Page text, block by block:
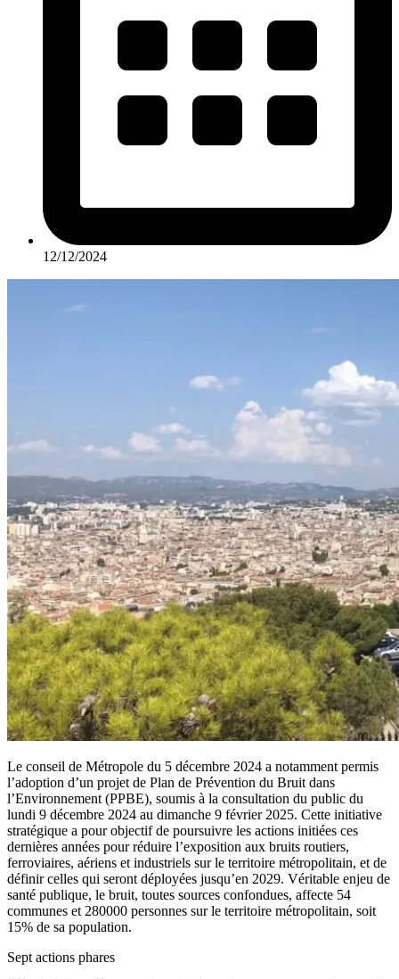
12/12/2024
Le conseil de Métropole du 5 décembre 2024 a notamment permis
l’adoption d’un projet de Plan de Prévention du Bruit dans
l’Environnement (PPBE), soumis à la consultation du public du
lundi 9 décembre 2024 au dimanche 9 février 2025. Cette initiative
stratégique a pour objectif de poursuivre les actions initiées ces
dernières années pour réduire l’exposition aux bruits routiers,
ferroviaires, aériens et industriels sur le territoire métropolitain, et de
définir celles qui seront déployées jusqu’en 2029. Véritable enjeu de
santé publique, le bruit, toutes sources confondues, affecte 54
communes et 280000 personnes sur le territoire métropolitain, soit
15% de sa population.
Sept actions phares